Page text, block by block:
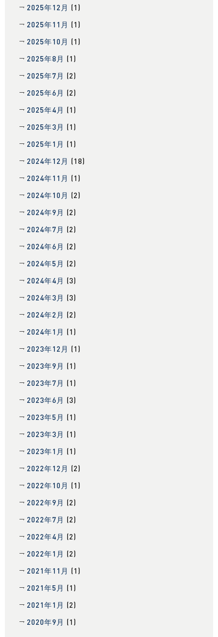
2025年12月 (1)
2025年11月 (1)
2025年10月 (1)
2025年8月 (1)
2025年7月 (2)
2025年6月 (2)
2025年4月 (1)
2025年3月 (1)
2025年1月 (1)
2024年12月 (18)
2024年11月 (1)
2024年10月 (2)
2024年9月 (2)
2024年7月 (2)
2024年6月 (2)
2024年5月 (2)
2024年4月 (3)
2024年3月 (3)
2024年2月 (2)
2024年1月 (1)
2023年12月 (1)
2023年9月 (1)
2023年7月 (1)
2023年6月 (3)
2023年5月 (1)
2023年3月 (1)
2023年1月 (1)
2022年12月 (2)
2022年10月 (1)
2022年9月 (2)
2022年7月 (2)
2022年4月 (2)
2022年1月 (2)
2021年11月 (1)
2021年5月 (1)
2021年1月 (2)
2020年9月 (1)